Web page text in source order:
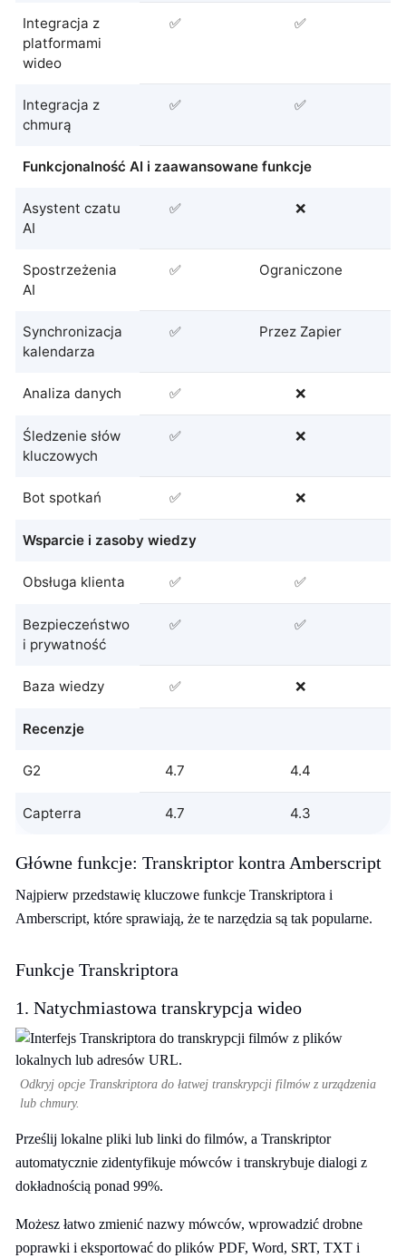
Integracja z
platformami
wideo
✅ ✅
Integracja z
chmurą
✅ ✅
Funkcjonalność AI i zaawansowane funkcje
Asystent czatu
AI
✅ ❌
Spostrzeżenia
AI
✅ Ograniczone
Synchronizacja
kalendarza
✅ Przez Zapier
Analiza danych ✅ ❌
Śledzenie słów
kluczowych
✅ ❌
Bot spotkań ✅ ❌
Wsparcie i zasoby wiedzy
Obsługa klienta ✅ ✅
Bezpieczeństwo
i prywatność
✅ ✅
Baza wiedzy ✅ ❌
Recenzje
G2 4.7 4.4
Capterra 4.7 4.3
Główne funkcje: Transkriptor kontra Amberscript
Najpierw przedstawię kluczowe funkcje Transkriptora i
Amberscript, które sprawiają, że te narzędzia są tak popularne.
Funkcje Transkriptora
1. Natychmiastowa transkrypcja wideo
Odkryj opcje Transkriptora do łatwej transkrypcji filmów z urządzenia
lub chmury.
Prześlij lokalne pliki lub linki do filmów, a Transkriptor
automatycznie zidentyfikuje mówców i transkrybuje dialogi z
dokładnością ponad 99%.
Możesz łatwo zmienić nazwy mówców, wprowadzić drobne
poprawki i eksportować do plików PDF, Word, SRT, TXT i